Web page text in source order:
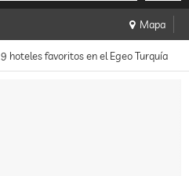
Mapa
hoteles favoritos en el Egeo Turquía